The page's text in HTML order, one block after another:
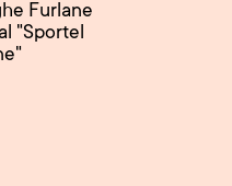
Furlane
"Sportel